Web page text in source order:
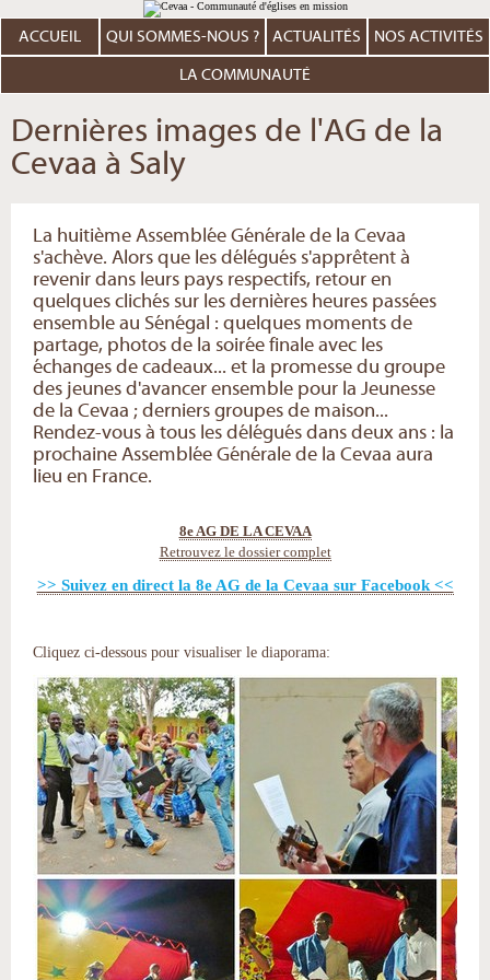
au
contenu.
Aller
personnels
ACCUEIL QUI SOMMES-NOUS ? ACTUALITÉS NOS ACTIVITÉS
LA COMMUNAUTÉ
Dernières images de l'AG de la
Cevaa à Saly
La huitième Assemblée Générale de la Cevaa
s'achève. Alors que les délégués s'apprêtent à
revenir dans leurs pays respectifs, retour en
quelques clichés sur les dernières heures passées
ensemble au Sénégal : quelques moments de
partage, photos de la soirée finale avec les
échanges de cadeaux... et la promesse du groupe
des jeunes d'avancer ensemble pour la Jeunesse
de la Cevaa ; derniers groupes de maison...
Rendez-vous à tous les délégués dans deux ans : la
prochaine Assemblée Générale de la Cevaa aura
lieu en France.
8e AG DE LA CEVAA
Retrouvez le dossier complet
>> Suivez en direct la 8e AG de la Cevaa sur Facebook <<
Cliquez ci-dessous pour visualiser le diaporama: